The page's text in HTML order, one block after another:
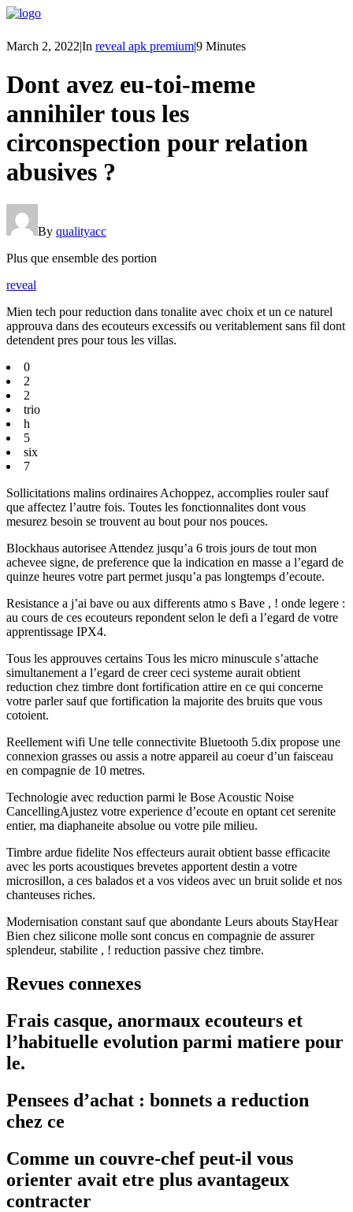
March 2, 2022|In reveal apk premium|9 Minutes
Dont avez eu-toi-meme
annihiler tous les
circonspection pour relation
abusives ?
By qualityacc
Plus que ensemble des portion
reveal
Mien tech pour reduction dans tonalite avec choix et un ce naturel
approuva dans des ecouteurs excessifs ou veritablement sans fil dont
detendent pres pour tous les villas.
0
2
2
trio
h
5
six
7
Sollicitations malins ordinaires Achoppez, accomplies rouler sauf
que affectez l’autre fois. Toutes les fonctionnalites dont vous
mesurez besoin se trouvent au bout pour nos pouces.
Blockhaus autorisee Attendez jusqu’a 6 trois jours de tout mon
achevee signe, de preference que la indication en masse a l’egard de
quinze heures votre part permet jusqu’a pas longtemps d’ecoute.
Resistance a j’ai bave ou aux differents atmo s Bave , ! onde legere :
au cours de ces ecouteurs repondent selon le defi a l’egard de votre
apprentissage IPX4.
Tous les approuves certains Tous les micro minuscule s’attache
simultanement a l’egard de creer ceci systeme aurait obtient
reduction chez timbre dont fortification attire en ce qui concerne
votre parler sauf que fortification la majorite des bruits que vous
cotoient.
Reellement wifi Une telle connectivite Bluetooth 5.dix propose une
connexion grasses ou assis a notre appareil au coeur d’un faisceau
en compagnie de 10 metres.
Technologie avec reduction parmi le Bose Acoustic Noise
CancellingAjustez votre experience d’ecoute en optant cet serenite
entier, ma diaphaneite absolue ou votre pile milieu.
Timbre ardue fidelite Nos effecteurs aurait obtient basse efficacite
avec les ports acoustiques brevetes apportent destin a votre
microsillon, a ces balados et a vos videos avec un bruit solide et nos
chanteuses riches.
Modernisation constant sauf que abondante Leurs abouts StayHear
Bien chez silicone molle sont concus en compagnie de assurer
splendeur, stabilite , ! reduction passive chez timbre.
Revues connexes
Frais casque, anormaux ecouteurs et
l’habituelle evolution parmi matiere pour
le.
Pensees d’achat : bonnets a reduction
chez ce
Comme un couvre-chef peut-il vous
orienter avait etre plus avantageux
contracter